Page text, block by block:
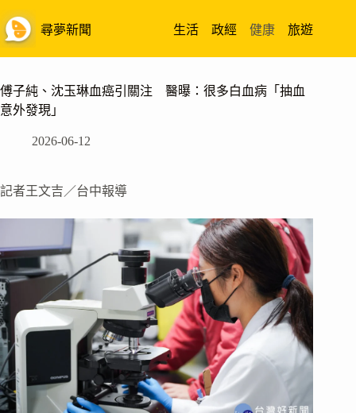
至
主
內
容
尋夢新聞 生活 政經 健康 旅遊
傅子純、沈玉琳血癌引關注 醫曝：很多白血病「抽血
意外發現」
2026-06-12
記者王文吉／台中報導